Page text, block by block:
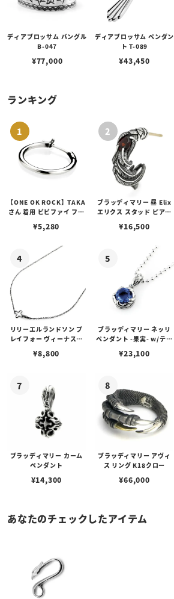
ディアブロッサム バングル
B-047
¥77,000
ディアブロッサム ペンダン
ト T-089
¥43,450
ランキング
【ONE OK ROCK】TAKA
さん 着用 ビビファイ フー
¥5,280
ブラッディマリー 昼 Elix
エリクス スタッド ピアス
¥16,500
リリーエルランドソン プ
レイフォー ヴィーナスチ
¥8,800
ブラッディマリー ネッリ
ペンダント -果実- w/ティ
¥23,100
ブラッディマリー カーム
ペンダント
¥14,300
ブラッディマリー アヴィ
ス リング K18クロー
¥66,000
あなたのチェックしたアイテム